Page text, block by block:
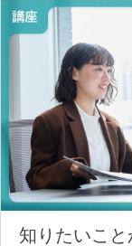
知りたいこ